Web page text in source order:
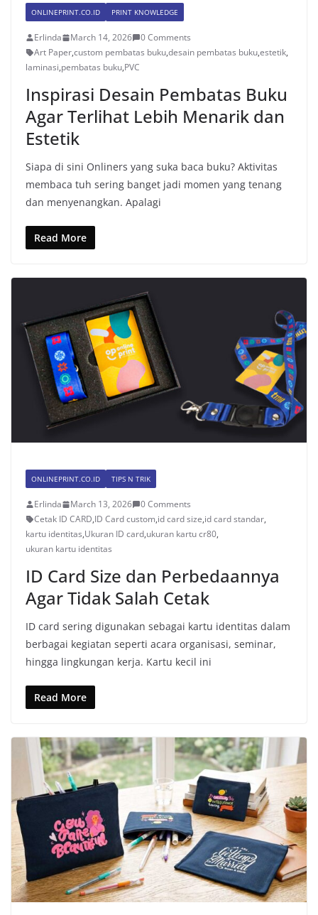
ONLINEPRINT.CO.ID PRINT KNOWLEDGE
Erlinda March 14, 2026
0 Comments
Art Paper,custom pembatas buku,desain pembatas buku,estetik,
laminasi,pembatas buku,PVC
Inspirasi Desain Pembatas Buku
Agar Terlihat Lebih Menarik dan
Estetik
Siapa di sini Onliners yang suka baca buku? Aktivitas
membaca tuh sering banget jadi momen yang tenang
dan menyenangkan. Apalagi
Read More
ONLINEPRINT.CO.ID TIPS N TRIK
Erlinda March 13, 2026
0 Comments
Cetak ID CARD,ID Card custom,id card size,id card standar,
kartu identitas,Ukuran ID card,ukuran kartu cr80,
ukuran kartu identitas
ID Card Size dan Perbedaannya
Agar Tidak Salah Cetak
ID card sering digunakan sebagai kartu identitas dalam
berbagai kegiatan seperti acara organisasi, seminar,
hingga lingkungan kerja. Kartu kecil ini
Read More